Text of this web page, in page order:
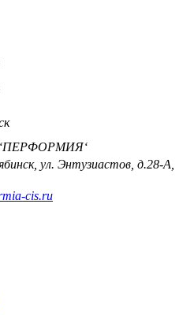
‘ПЕРФОРМИЯ‘
ул. Энтузиастов, д.28-А,
cis.ru